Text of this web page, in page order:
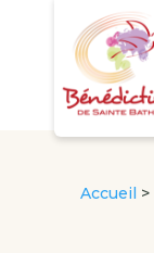
Accueil >